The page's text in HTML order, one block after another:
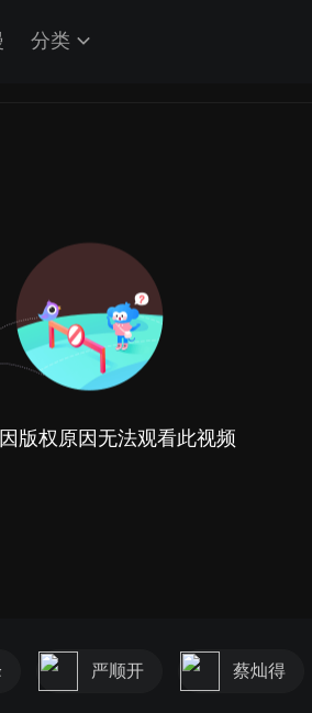
分类
版权原因无法观看此视频
严顺开 蔡灿得